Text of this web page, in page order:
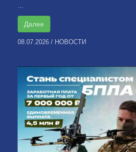
Далее
08.07.2026 / НОВОСТИ